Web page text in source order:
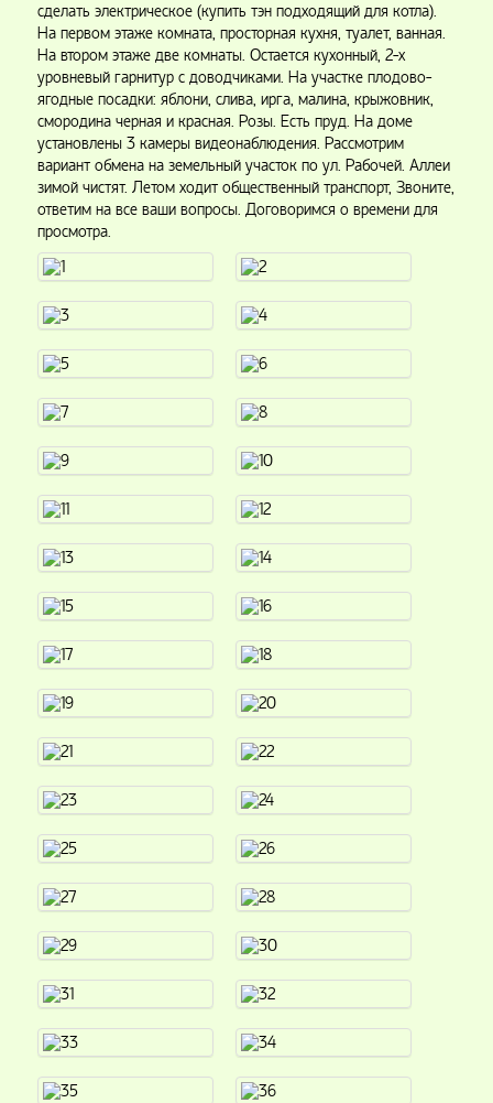
сделать электрическое (купить тэн подходящий для котла).
На первом этаже комната, просторная кухня, туалет, ванная.
На втором этаже две комнаты. Остается кухонный, 2-х
уровневый гарнитур с доводчиками. На участке плодово-
ягодные посадки: яблони, слива, ирга, малина, крыжовник,
смородина черная и красная. Розы. Есть пруд. На доме
установлены 3 камеры видеонаблюдения. Рассмотрим
вариант обмена на земельный участок по ул. Рабочей. Аллеи
зимой чистят. Летом ходит общественный транспорт, Звоните,
ответим на все ваши вопросы. Договоримся о времени для
просмотра.